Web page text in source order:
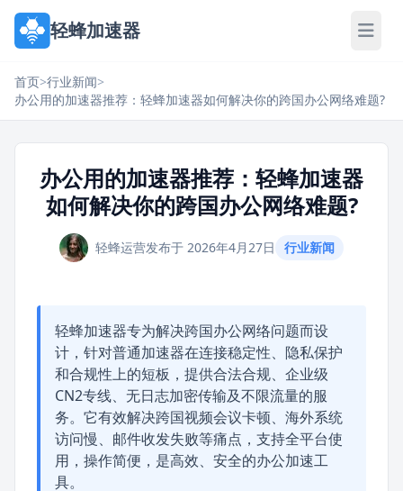
轻蜂加速器
首页>行业新闻>
办公用的加速器推荐：轻蜂加速器如何解决你的跨国办公网络难题?
办公用的加速器推荐：轻蜂加速器
如何解决你的跨国办公网络难题?
轻蜂运营发布于 2026年4月27日 行业新闻
轻蜂加速器专为解决跨国办公网络问题而设
计，针对普通加速器在连接稳定性、隐私保护
和合规性上的短板，提供合法合规、企业级
CN2专线、无日志加密传输及不限流量的服
务。它有效解决跨国视频会议卡顿、海外系统
访问慢、邮件收发失败等痛点，支持全平台使
用，操作简便，是高效、安全的办公加速工
具。